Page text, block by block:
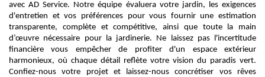
avec AD Service. Notre équipe évaluera votre jardin, les exigences
d'entretien et vos préférences pour vous fournir une estimation
transparente, complète et compétitive, ainsi que toute la main
d’œuvre nécessaire pour la jardinerie. Ne laissez pas l'incertitude
financière vous empêcher de profiter d'un espace extérieur
harmonieux, où chaque détail reflète votre vision du paradis vert.
Confiez-nous votre projet et laissez-nous concrétiser vos rêves